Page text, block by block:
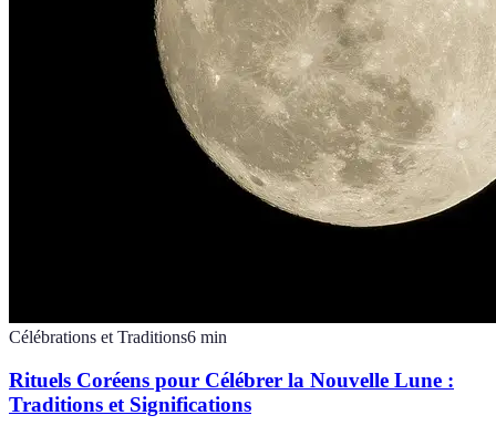
Célébrations et Traditions6 min
Rituels Coréens pour Célébrer la Nouvelle Lune :
Traditions et Significations